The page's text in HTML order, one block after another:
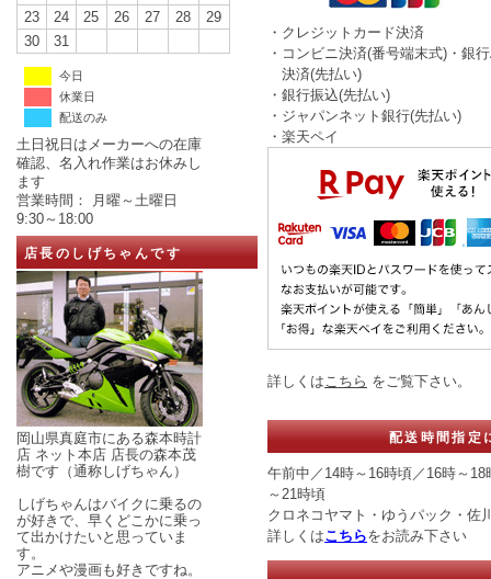
23
24 25 26 27 28
29
30
31
今日
休業日
配送のみ
土日祝日はメーカーへの在庫
確認、名入れ作業はお休みし
ます
営業時間： 月曜～土曜日
9:30～18:00
店長のしげちゃんです
岡山県真庭市にある森本時計
店 ネット本店 店長の森本茂
樹です（通称しげちゃん）
しげちゃんはバイクに乗るの
が好きで、早くどこかに乗っ
て出かけたいと思っていま
す。
アニメや漫画も好きですね。
・クレジットカード決済
・コンビニ決済(番号端末式)・銀
決済(先払い)
・銀行振込(先払い)
・ジャパンネット銀行(先払い)
・楽天ペイ
詳しくは こちら をご覧下さい。
配送時間指定
午前中／14時～16時頃／16時～
～21時頃
クロネコヤマト・ゆうパック・佐
詳しくはこちらをお読み下さい